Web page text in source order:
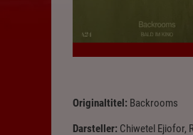
Originaltitel: Backrooms
Darsteller: Chiwetel Ejiofor,